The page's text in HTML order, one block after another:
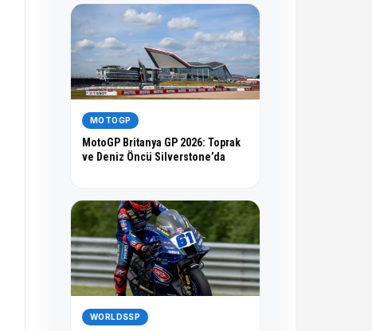
MOTOGP
MotoGP Britanya GP 2026: Toprak
ve Deniz Öncü Silverstone’da
WORLDSSP